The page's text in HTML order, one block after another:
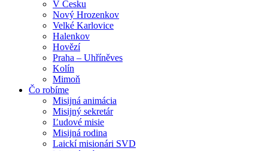
V Česku
Nový Hrozenkov
Velké Karlovice
Halenkov
Hovězí
Praha – Uhříněves
Kolín
Mimoň
Čo robíme
Misijná animácia
Misijný sekretár
Ľudové misie
Misijná rodina
Laickí misionári SVD